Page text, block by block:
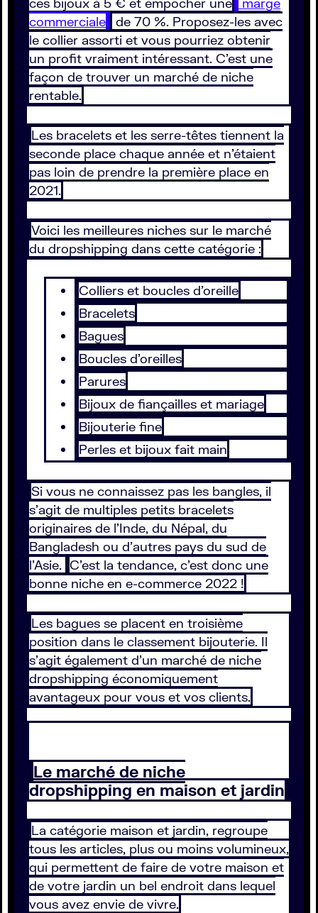
ces bijoux à 5 € et empocher une
marge
commerciale
de 70 %. Proposez-les avec
le collier assorti et vous pourriez obtenir
un profit vraiment intéressant. C’est une
façon de trouver un marché de niche
rentable.
Les bracelets et les serre-têtes tiennent la
seconde place chaque année et n’étaient
pas loin de prendre la première place en
2021.
Voici les meilleures niches sur le marché
du dropshipping dans cette catégorie :
Colliers et boucles d’oreille
Bracelets
Bagues
Boucles d’oreilles
Parures
Bijoux de fiançailles et mariage
Bijouterie fine
Perles et bijoux fait main
Si vous ne connaissez pas les bangles, il
s’agit de multiples petits bracelets
originaires de l’Inde, du Népal, du
Bangladesh ou d’autres pays du sud de
l’Asie. C’est la tendance, c’est donc une
bonne niche en e-commerce 2022 !
Les bagues se placent en troisième
position dans le classement bijouterie. Il
s’agit également d’un marché de niche
dropshipping économiquement
avantageux pour vous et vos clients.
Le marché de niche
dropshipping en maison et jardin
La catégorie maison et jardin, regroupe
tous les articles, plus ou moins volumineux,
qui permettent de faire de votre maison et
de votre jardin un bel endroit dans lequel
vous avez envie de vivre.